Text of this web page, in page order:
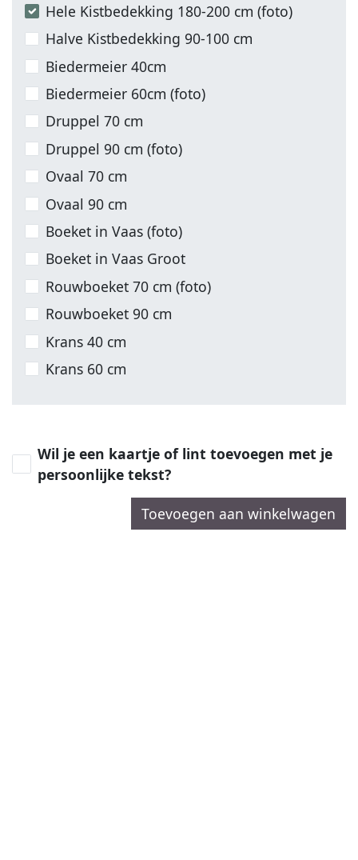
Hele Kistbedekking 180-200 cm (foto)
Halve Kistbedekking 90-100 cm
Biedermeier 40cm
Biedermeier 60cm (foto)
Druppel 70 cm
Druppel 90 cm (foto)
Ovaal 70 cm
Ovaal 90 cm
Boeket in Vaas (foto)
Boeket in Vaas Groot
Rouwboeket 70 cm (foto)
Rouwboeket 90 cm
Krans 40 cm
Krans 60 cm
Wil je een kaartje of lint toevoegen met je
persoonlijke tekst?
Toevoegen aan winkelwagen